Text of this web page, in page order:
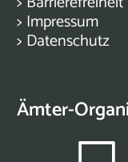
> Impressum
> Datenschutz
Ämter-